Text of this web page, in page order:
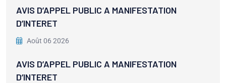
AVIS D’APPEL PUBLIC A MANIFESTATION
D’INTERET
Août 06 2026
AVIS D’APPEL PUBLIC A MANIFESTATION
D’INTERET